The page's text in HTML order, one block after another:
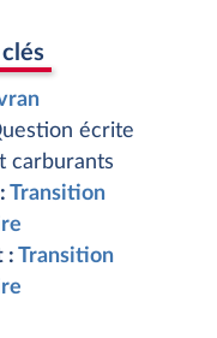
écrite
carburants
Transition
: Transition